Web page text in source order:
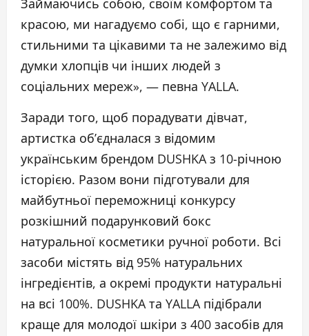
Займаючись собою, своїм комфортом та
красою, ми нагадуємо собі, що є гарними,
стильними та цікавими та не залежимо від
думки хлопців чи інших людей з
соціальних мереж», — певна YALLA.
Заради того, щоб порадувати дівчат,
артистка об’єдналася з відомим
українським брендом DUSHKA з 10-річною
історією. Разом вони підготували для
майбутньої переможниці конкурсу
розкішний подарунковий бокс
натуральної косметики ручної роботи. Всі
засоби містять від 95% натуральних
інгредієнтів, а окремі продукти натуральні
на всі 100%. DUSHKA та YALLA підібрали
краще для молодої шкіри з 400 засобів для